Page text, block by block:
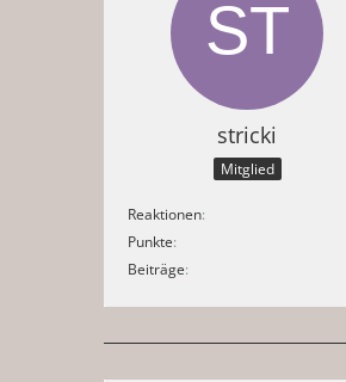
stricki
Mitglied
Reaktionen
Punkte
Beiträge